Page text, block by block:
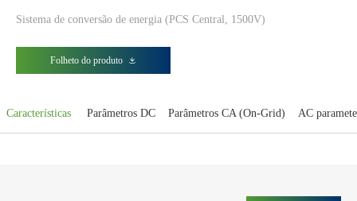
Sistema de conversão de energia (PCS Central, 1500V)
Folheto do produto
Características Parâmetros DC Parâmetros CA (On-Grid) AC